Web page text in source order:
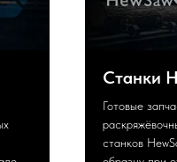
Станки
Готовые
станков